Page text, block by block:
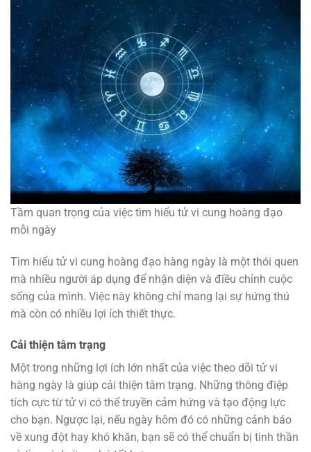
Tầm quan trọng của việc tìm hiểu tử vi cung hoàng đạo
mỗi ngày
Tìm hiểu tử vi cung hoàng đạo hàng ngày là một thói quen
mà nhiều người áp dụng để nhận diện và điều chỉnh cuộc
sống của mình. Việc này không chỉ mang lại sự hứng thú
mà còn có nhiều lợi ích thiết thực.
Cải thiện tâm trạng
Một trong những lợi ích lớn nhất của việc theo dõi tử vi
hàng ngày là giúp cải thiện tâm trạng. Những thông điệp
tích cực từ tử vi có thể truyền cảm hứng và tạo động lực
cho bạn. Ngược lại, nếu ngày hôm đó có những cảnh báo
về xung đột hay khó khăn, bạn sẽ có thể chuẩn bị tinh thần